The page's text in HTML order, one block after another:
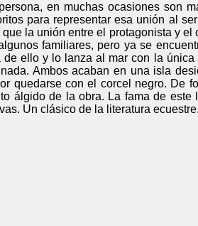
en muchas ocasiones son
para representar esa unión al
la unión entre el protagonista y
familiares, pero ya se
ello y lo lanza al mar con la
Ambos acaban en una isla
quedarse con el corcel negro. De
álgido de la obra. La fama de
Un clásico de la literatura ecuestre.